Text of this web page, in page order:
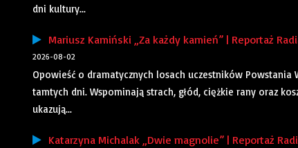
dni kultury...
Mariusz Kamiński „Za każdy kamień” | Reportaż
2026-08-02
Opowieść o dramatycznych losach uczestników
tamtych dni. Wspominają strach, głód, ciężkie rany oraz
ukazują...
Katarzyna Michalak „Dwie magnolie” | Reportaż